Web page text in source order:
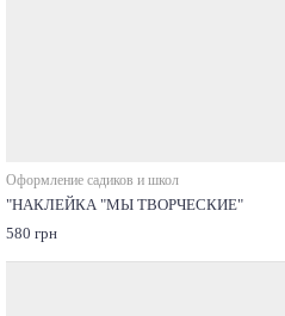
Оформление садиков и школ
"НАКЛЕЙКА "МЫ ТВОРЧЕСКИЕ"
580 грн